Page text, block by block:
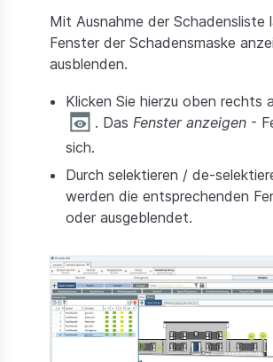
Dokumentation
Mit Ausnahme der Schadensliste
Fenster der Schadensmaske
ausblenden.
Klicken Sie hierzu oben rechts
. Das Fenster anzeigen-
sich.
Durch selektieren / de-
werden die entsprechenden
oder ausgeblendet.